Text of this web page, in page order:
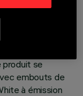
produit se
embouts de
à émission